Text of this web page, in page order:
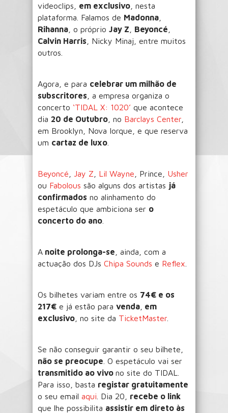
videoclips, em exclusivo , nesta
plataforma. Falamos de Madonna
Rihanna , o próprio Jay Z Beyoncé
Calvin Harris , Nicky Minaj, entre muitos
outros.
Agora, e para celebrar um milhão de
subscritores , a empresa organiza o
concerto ‘TIDAL X: 1020’ que acontece
dia 20 de Outubro , no Barclays Center
em Brooklyn, Nova Iorque, e que reserva
um cartaz de luxo
Beyoncé Jay Z Lil Wayne , Prince, Usher
ou Fabolous são alguns dos artistas já
confirmados no alinhamento do
espetáculo que ambiciona ser o
concerto do ano
A noite prolonga-se , ainda, com a
actuação dos DJs Chipa Sounds e Reflex
Os bilhetes variam entre os 74€ e os
217€ e já estão para venda em
exclusivo , no site da TicketMaster
Se não conseguir garantir o seu bilhete,
não se preocupe . O espetáculo vai ser
transmitido ao vivo no site do TIDAL.
Para isso, basta registar gratuitamente
o seu email aqui . Dia 20, recebe o link
que lhe possibilita assistir em direto às